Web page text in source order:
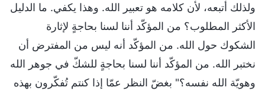
ولذلك أتبعه، لأن كلامه هو تعبير الله. وهذا يكفي. ما الدليل
الأكثر المطلوب؟ من المؤكّد أننا لسنا بحاجةٍ لإثارة
الشكوك حول الله. من المؤكّد أنه ليس من المفترض أن
نختبر الله. من المؤكّد أننا لسنا بحاجةٍ للشكّ في جوهر الله
وهويّة الله نفسه؟" بغضّ النظر عمّا إذا كنتم تُفكّرون بهذه